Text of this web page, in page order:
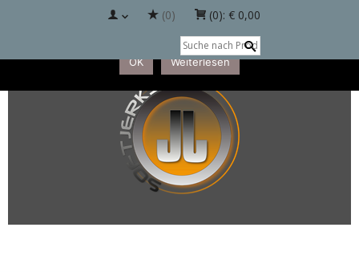
(0) (0): € 0,00
Diese Website benutzt Cookies. Wenn Sie die Website weiter
nutzt, gehen wir von Ihrem Einverständnis aus.
OK
Weiterlesen